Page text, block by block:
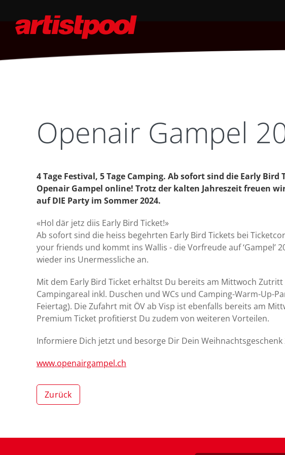
Openair Gampel
4 Tage Festival, 5 Tage Camping. Ab sofort sind die Early
Openair Gampel online! Trotz der kalten Jahreszeit freuen
auf DIE Party im Sommer 2024.
«Hol där jetz diis Early Bird Ticket!»
Ab sofort sind die heiss begehrten Early Bird Tickets bei
your friends und kommt ins Wallis - die Vorfreude auf ‘Gampel’
wieder ins Unermessliche an.
Mit dem Early Bird Ticket erhältst Du bereits am Mittwoch Zutritt
Campingareal inkl. Duschen und WCs und Camping-Warm-Up-
Feiertag). Die Zufahrt mit ÖV ab Visp ist ebenfalls bereits am
Premium Ticket profitierst Du zudem von weiteren Vorteilen.
Informiere Dich jetzt und besorge Dir Dein Weihnachtsgeschenk
www.openairgampel.ch
Zurück